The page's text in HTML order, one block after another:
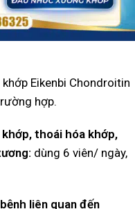
Eikenbi Chondroitin
hợp.
thoái hóa khớp,
dùng 6 viên/ ngày,
liên quan đến